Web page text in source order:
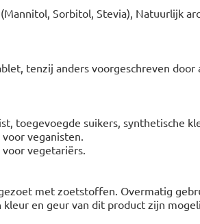
Sorbitol, Stevia), Natuurlijk
tenzij anders voorgeschreven
toegevoegde suikers, synthetische
veganisten.
vegetariërs.
met zoetstoffen. Overmatig
en geur van dit product zijn